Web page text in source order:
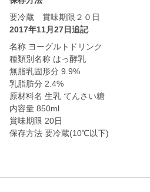
要冷蔵 賞味期限２０日
2017年11月27日追記
名称 ヨーグルトドリンク
種類別名称 はっ酵乳
無脂乳固形分 9.9%
乳脂肪分 2.4%
原材料名 生乳 てんさい糖
内容量 850ml
賞味期限 20日
保存方法 要冷蔵(10℃以下)